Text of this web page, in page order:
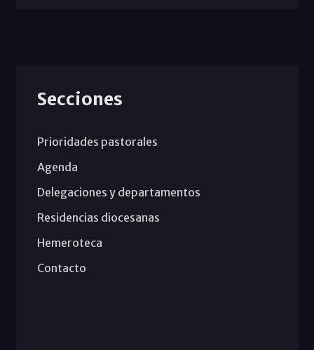
Secciones
Prioridades pastorales
Agenda
Delegaciones y departamentos
Residencias diocesanas
Hemeroteca
Contacto